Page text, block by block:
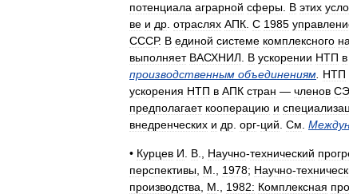
потенциала аграрной сферы В этих
ве и др отраслях АПК С 1985
СССР. В единой системе комплексного
выполняет ВАСХНИЛ В ускорении НТП в
производственным объединениям НТП
ускорения НТП в АПК стран — членов
предполагает кооперацию и
внедренческих и др орг-ций См
• Курцев И В Научно-технический
перспективы М 1978; Научно-
производства
М 1982: Комплексная